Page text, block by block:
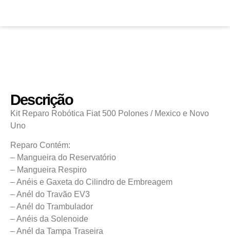
Descrição
Kit Reparo Robótica Fiat 500 Polones / Mexico e Novo
Uno
Reparo Contém:
– Mangueira do Reservatório
– Mangueira Respiro
– Anéis e Gaxeta do Cilindro de Embreagem
– Anél do Travão EV3
– Anél do Trambulador
– Anéis da Solenoide
– Anél da Tampa Traseira